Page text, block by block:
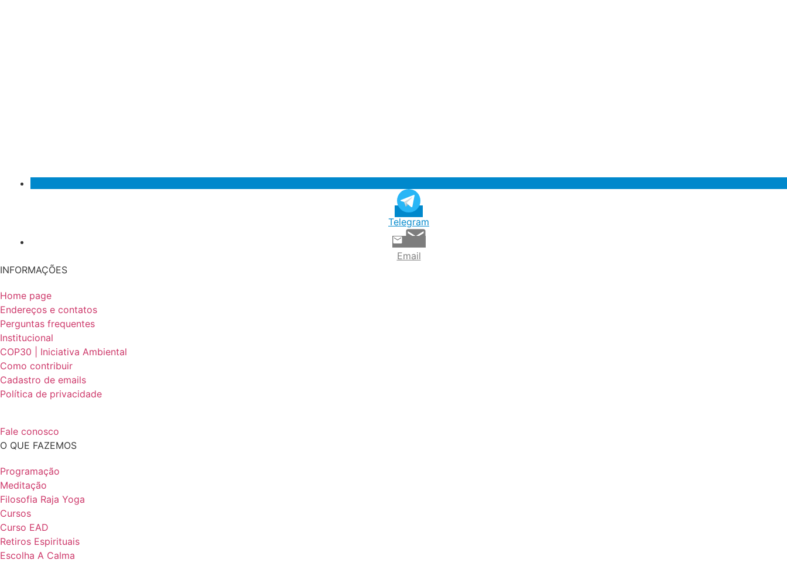
Telegram
Email
INFORMAÇÕES
Home page
Endereços e contatos
Perguntas frequentes
Institucional
COP30 | Iniciativa Ambiental
Como contribuir
Cadastro de emails
Política de privacidade
Fale conosco
O QUE FAZEMOS
Programação
Meditação
Filosofia Raja Yoga
Cursos
Curso EAD
Retiros Espirituais
Escolha A Calma